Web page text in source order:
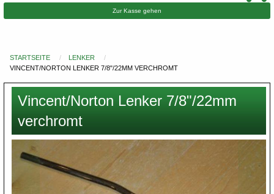
Zur Kasse gehen
Du
hier
STARTSEITE
LENKER
VINCENT/NORTON LENKER 7/8"/22MM VERCHROMT
Vincent/Norton Lenker 7/8"/22mm
verchromt
Images